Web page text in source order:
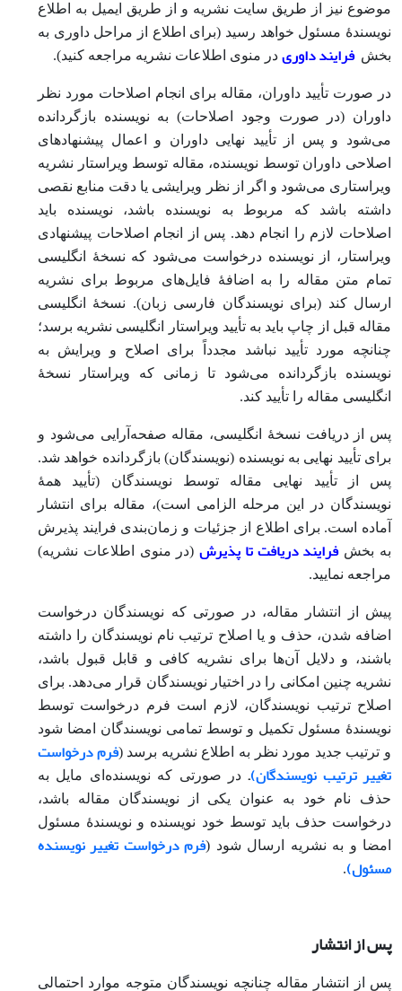
موضوع نیز از طریق سایت نشریه و از طریق ایمیل به اطلاع
نویسندۀ مسئول خواهد رسید (برای اطلاع از مراحل داوری به
بخش فرایند داوری در منوی اطلاعات نشریه مراجعه کنید).
در صورت تأیید داوران، مقاله برای انجام اصلاحات مورد نظر
داوران (در صورت وجود اصلاحات) به نویسنده بازگردانده
می‌شود و پس از تأیید نهایی داوران و اعمال پیشنهادهای
اصلاحی داوران توسط نویسنده، مقاله توسط ویراستار نشریه
ویراستاری می‌شود و اگر از نظر ویرایشی یا دقت منابع نقصی
داشته باشد که مربوط به نویسنده باشد، نویسنده باید
اصلاحات لازم را انجام دهد. پس از انجام اصلاحات پیشنهادی
ویراستار، از نویسنده درخواست می‌شود که نسخۀ انگلیسی
تمام متن مقاله را به اضافۀ فایل‌های مربوط برای نشریه
ارسال کند (برای نویسندگان فارسی زبان). نسخۀ انگلیسی
مقاله قبل از چاپ باید به تأیید ویراستار انگلیسی نشریه برسد؛
چنانچه مورد تأیید نباشد مجدداً برای اصلاح و ویرایش به
نویسنده بازگردانده می‌شود تا زمانی که ویراستار نسخۀ
انگلیسی مقاله را تأیید کند.
پس از دریافت نسخۀ انگلیسی، مقاله صفحه‌آرایی می‌شود و
برای تأیید نهایی به نویسنده (نویسندگان) بازگردانده خواهد شد.
پس از تأیید نهایی مقاله توسط نویسندگان (تأیید همۀ
نویسندگان در این مرحله الزامی است)، مقاله برای انتشار
آماده است. برای اطلاع از جزئیات و زمان‌بندی فرایند پذیرش
به بخشفرایند دریافت تا پذیرش(در منوی اطلاعات نشریه)
مراجعه نمایید.
پیش از انتشار مقاله، در صورتی که نویسندگان درخواست
اضافه شدن، حذف و یا اصلاح ترتیب نام نویسندگان را داشته
باشند، و دلایل آن‌ها برای نشریه کافی و قابل قبول باشد،
نشریه چنین امکانی را در اختیار نویسندگان قرار می‌دهد. برای
اصلاح ترتیب نویسندگان، لازم است فرم درخواست توسط
نویسندۀ مسئول تکمیل و توسط تمامی نویسندگان امضا شود
و ترتیب جدید مورد نظر به اطلاع نشریه برسد (فرم درخواست
تغییر ترتیب نویسندگان).در صورتی که نویسنده‌ای مایل به
حذف نام خود به عنوان یکی از نویسندگان مقاله باشد،
درخواست حذف باید توسط خود نویسنده و نویسندۀ مسئول
امضا و به نشریه ارسال شود (فرم درخواست تغییر نویسنده
مسئول).
پس از انتشار
پس از انتشار مقاله چنانچه نویسندگان متوجه موارد احتمالی